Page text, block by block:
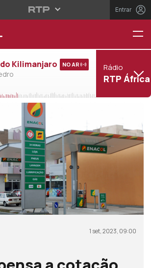
Entrar
Kilimanjaro NO AR Rádio
RTP África
1 set, 2023, 09:00